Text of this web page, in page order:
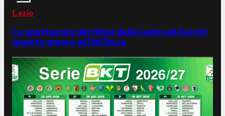
Lazio
Lo spettacolo dei tifosi della Lazio ad Ascoli:
quanto amore al Del Duca